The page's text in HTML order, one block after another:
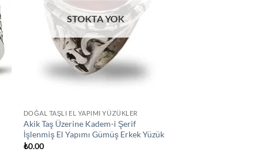
STOKTA YOK
DOĞAL TAŞLI EL YAPIMI YÜZÜKLER
Akik Taş Üzerine Kadem-i Şerif
İşlenmiş El Yapımı Gümüş Erkek Yüzük
₺0.00